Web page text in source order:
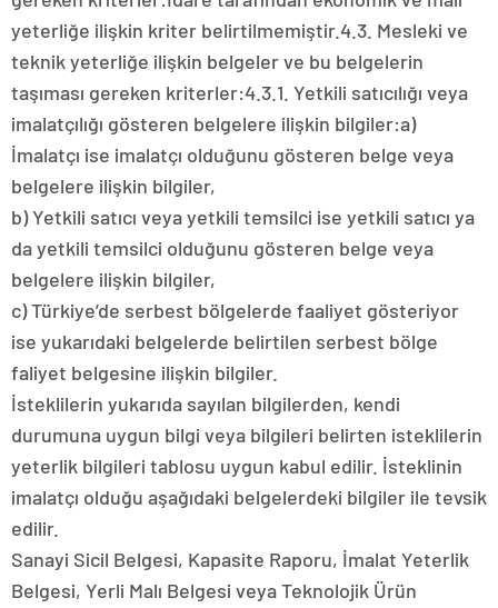
yeterliğe ilişkin kriter belirtilmemiştir.4.3. Mesleki ve
teknik yeterliğe ilişkin belgeler ve bu belgelerin
taşıması gereken kriterler:4.3.1. Yetkili satıcılığı veya
imalatçılığı gösteren belgelere ilişkin bilgiler:a)
İmalatçı ise imalatçı olduğunu gösteren belge veya
belgelere ilişkin bilgiler,
b) Yetkili satıcı veya yetkili temsilci ise yetkili satıcı ya
da yetkili temsilci olduğunu gösteren belge veya
belgelere ilişkin bilgiler,
c) Türkiye’de serbest bölgelerde faaliyet gösteriyor
ise yukarıdaki belgelerde belirtilen serbest bölge
faliyet belgesine ilişkin bilgiler.
İsteklilerin yukarıda sayılan bilgilerden, kendi
durumuna uygun bilgi veya bilgileri belirten isteklilerin
yeterlik bilgileri tablosu uygun kabul edilir. İsteklinin
imalatçı olduğu aşağıdaki belgelerdeki bilgiler ile tevsik
edilir.
Sanayi Sicil Belgesi, Kapasite Raporu, İmalat Yeterlik
Belgesi, Yerli Malı Belgesi veya Teknolojik Ürün